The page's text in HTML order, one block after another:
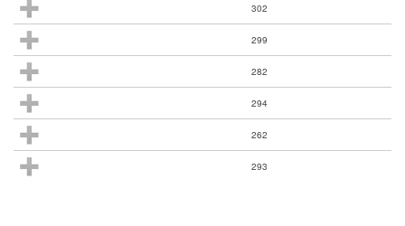
302
299
282
294
262
293